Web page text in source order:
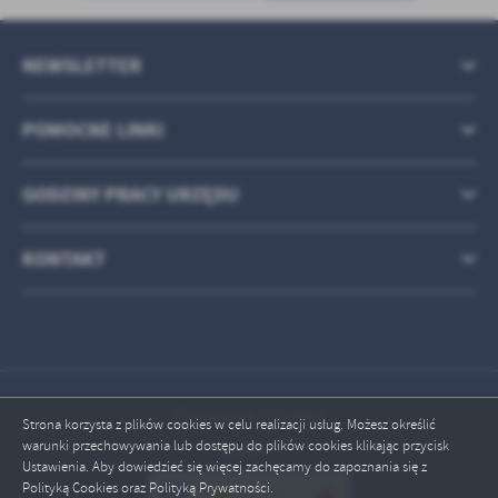
Strona korzysta z plików cookies w celu realizacji usług. Możesz określić
warunki przechowywania lub dostępu do plików cookies klikając przycisk
Ustawienia. Aby dowiedzieć się więcej zachęcamy do zapoznania się z
Polityką Cookies oraz Polityką Prywatności.
treści w postaci wiadomości, ofert, komunikatów mediów
społecznościowych.
POMOCNE LINKI
NEWSLETTER
GODZINY PRACY URZĘDU
KONTAKT
Odwiedzin: 1782863
Online: 7